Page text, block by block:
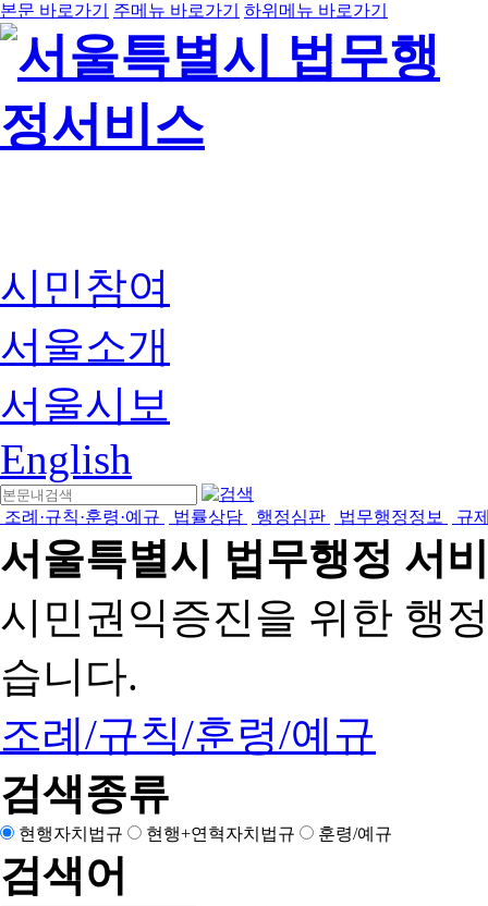
본문 바로가기 주메뉴 바로가기 하위메뉴 바로가기
시민참여
서울소개
서울시보
English
조례·규칙·훈령·예규 법률상담 행정심판 법무행정정보 규
서울특별시 법무행정 서
시민권익증진을 위한 행
습니다.
조례/규칙/훈령/예규
검색종류
현행자치법규 현행+연혁자치법규 훈령/예규
검색어